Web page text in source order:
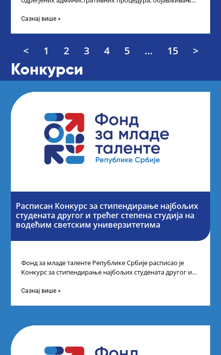
награда ученицима
Сазнај више »
< 1 2 3 4 5 … 15 >
Конкурси
Расписан Конкурс за стипендирање најбољих
студената другог и трећег степена студија на
водећим светским универзитетима
Фонд за младе таленте Републике Србије расписао је
Конкурс за стипендирање најбољих студената другог и
Сазнај више »